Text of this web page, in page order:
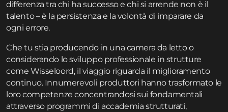
differenza tra chi ha successo e chi si arrende non è il
talento – è la persistenza e la volontà di imparare da
ogni errore.
Che tu stia producendo in una camera da letto o
considerando lo sviluppo professionale in strutture
come Wisseloord, il viaggio riguarda il miglioramento
continuo. Innumerevoli produttori hanno trasformato le
loro competenze concentrandosi sui fondamentali
attraverso programmi di accademia strutturati,